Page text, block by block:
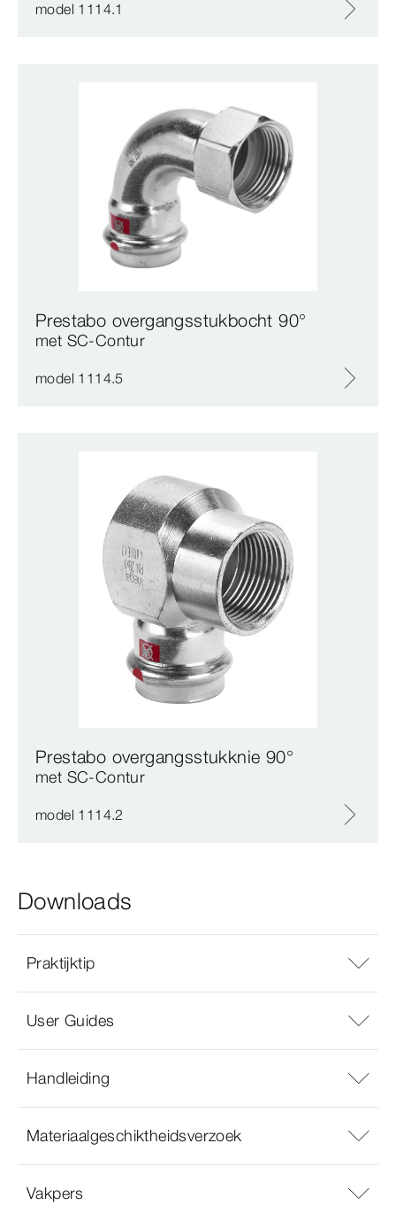
model 1114.1
Prestabo overgangsstukbocht 90°
met SC‑Contur
model 1114.5
Prestabo overgangsstukknie 90°
met SC‑Contur
model 1114.2
Downloads
Praktijktip
User Guides
Handleiding
Materiaalgeschiktheidsverzoek
Vakpers